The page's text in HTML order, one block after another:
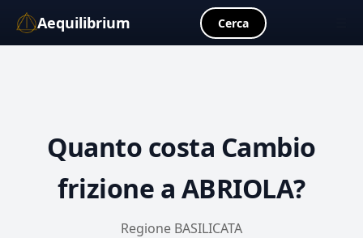
Aequilibrium Cerca
Quanto costa Cambio
frizione a ABRIOLA?
Regione BASILICATA